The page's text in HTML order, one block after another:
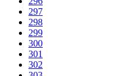
297
298
299
300
301
302